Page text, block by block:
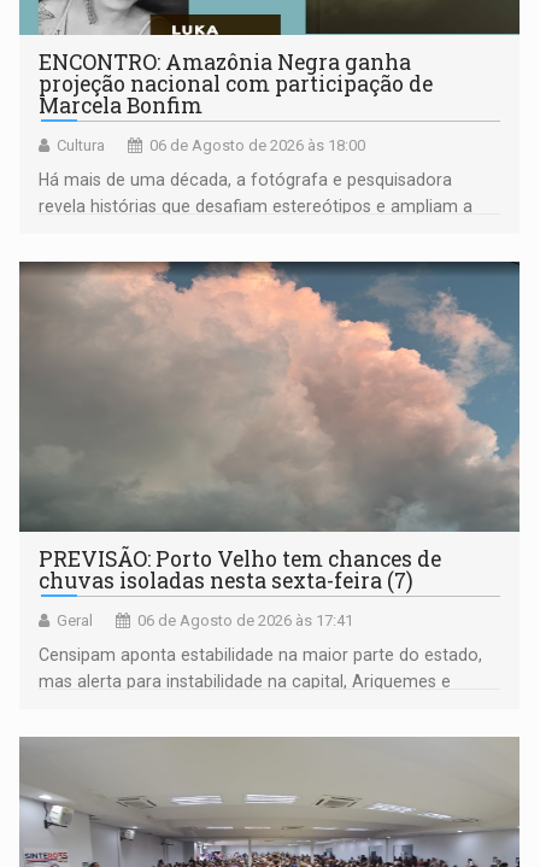
ENCONTRO: Amazônia Negra ganha
projeção nacional com participação de
Marcela Bonfim
Cultura 06 de Agosto de 2026 às 18:00
Há mais de uma década, a fotógrafa e pesquisadora
revela histórias que desafiam estereótipos e ampliam a
negras
PREVISÃO: Porto Velho tem chances de
chuvas isoladas nesta sexta-feira (7)
Geral 06 de Agosto de 2026 às 17:41
Censipam aponta estabilidade na maior parte do estado,
mas alerta para instabilidade na capital, Ariquemes e